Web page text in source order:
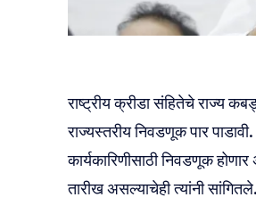
राष्ट्रीय क्रीडा संहितेचे राज्य
राज्यस्तरीय निवडणूक पार
कार्यकारिणीसाठी निवडणूक
तारीख असल्याचेही त्यांनी सांगितले.